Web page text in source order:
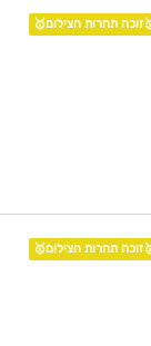
תחרות הצילום🥇
תחרות הצילום🥇